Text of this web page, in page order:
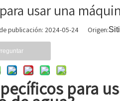
usar una
publicación: 2024-05-24 Origen:
para